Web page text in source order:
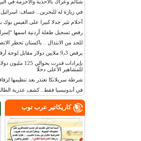
شتائم وعراك بالأحذية والأحزمة في
في زيارة له للبحرين.. عساف: اسرائيل
أحلام تثير جدلا كبيرا على الفيس بوك
رفض تسجيل طفلة أردنية اسمها
للحد من الابتذال .. باكستان تحظر
يرفض 9٫3 ملايين دولار مقابل لوحة أرقام سيارته
بإيرادات قدرت
للمشاهير الأعلى دخلًا
شرطة سريلانكا تعتذر بعد تنظيمها
في أندونيسيا فقط.. كشف عذرية
كاريكاتير عرب توب